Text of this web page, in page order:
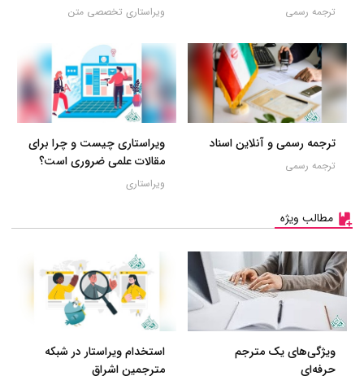
ترجمه رسمی ویراستاری تخصصی متن
ترجمه رسمی و آنلاین اسناد
ترجمه رسمی
ویراستاری چیست و چرا برای
مقالات علمی ضروری است؟
ویراستاری
مطالب ویژه
ویژگی‌های یک مترجم
حرفه‌ای
استخدام ویراستار در شبکه
مترجمین اشراق